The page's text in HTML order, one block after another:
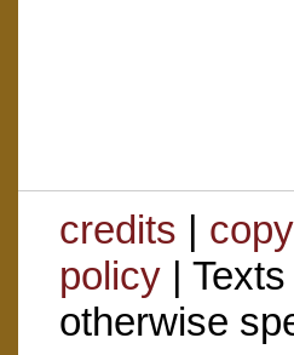
credits |
policy|
otherwise